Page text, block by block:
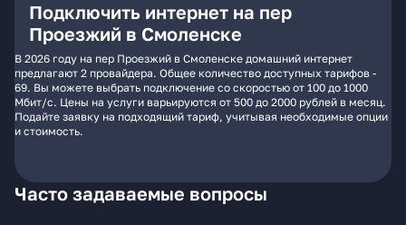
Подключить интернет на пер
Проезжий в Смоленске
В 2026 году на пер Проезжий в Смоленске домашний интернет
предлагают 2 провайдера. Общее количество доступных тарифов -
69. Вы можете выбрать подключение со скоростью от 100 до 1000
Мбит/с. Цены на услуги варьируются от 500 до 2000 рублей в месяц.
Подайте заявку на подходящий тариф, учитывая необходимые опции
и стоимость.
Часто задаваемые вопросы